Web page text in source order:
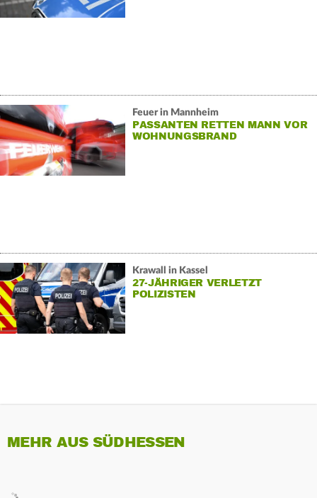
Feuer in Mannheim
PASSANTEN RETTEN MANN VOR
WOHNUNGSBRAND
Krawall in Kassel
27-JÄHRIGER VERLETZT
POLIZISTEN
MEHR AUS SÜDHESSEN